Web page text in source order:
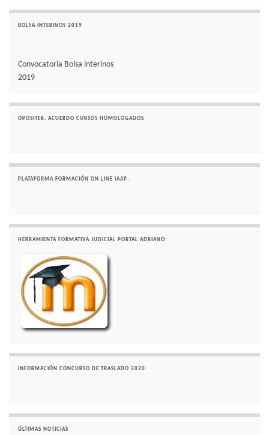
BOLSA INTERINOS 2019
Convocatoria Bolsa interinos
2019
OPOSITER. ACUERDO CURSOS HOMOLOGADOS
PLATAFORMA FORMACIÓN ON LINE IAAP:
HERRAMIENTA FORMATIVA JUDICIAL PORTAL ADRIANO:
INFORMACIÓN CONCURSO DE TRASLADO 2020
ÚLTIMAS NOTICIAS